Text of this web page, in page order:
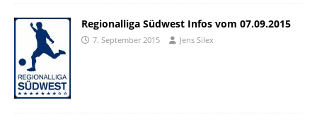
Regionalliga Südwest Infos vom 07.09.2015
7. September 2015 Jens Silex